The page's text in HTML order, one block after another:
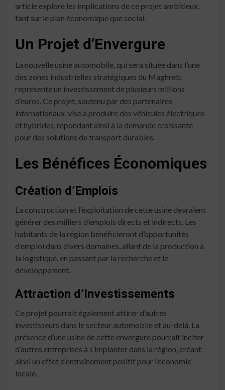
article explore les implications de ce projet ambitieux,
tant sur le plan économique que social.
Un Projet d’Envergure
La nouvelle usine automobile, qui sera située dans l’une
des zones industrielles stratégiques du Maghreb,
représente un investissement de plusieurs millions
d’euros. Ce projet, soutenu par des partenaires
internationaux, vise à produire des véhicules électriques
et hybrides, répondant ainsi à la demande croissante
pour des solutions de transport durables.
Les Bénéfices Économiques
Création d’Emplois
La construction et l’exploitation de cette usine devraient
générer des milliers d’emplois directs et indirects. Les
habitants de la région bénéficieront d’opportunités
d’emploi dans divers domaines, allant de la production à
la logistique, en passant par la recherche et le
développement.
Attraction d’Investissements
Ce projet pourrait également attirer d’autres
investisseurs dans le secteur automobile et au-delà. La
présence d’une usine de cette envergure pourrait inciter
d’autres entreprises à s’implanter dans la région, créant
ainsi un effet d’entraînement positif pour l’économie
locale.